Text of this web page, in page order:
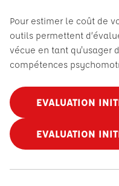
Pour estimer le coût de
outils permettent
vécue en tant qu'usager
compétences
EVALUATION
EVALUATION